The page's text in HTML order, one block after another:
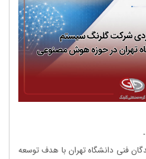
فنی دانشگاه تهران با هدف توسعه